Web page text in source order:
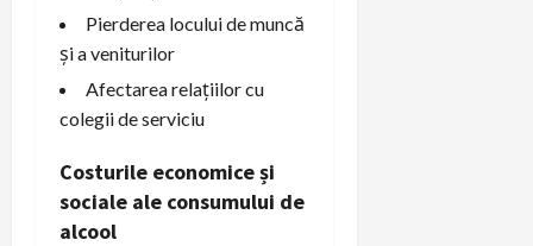
Pierderea locului de muncă
și a veniturilor
Afectarea relațiilor cu
colegii de serviciu
Costurile economice și
sociale ale consumului de
alcool